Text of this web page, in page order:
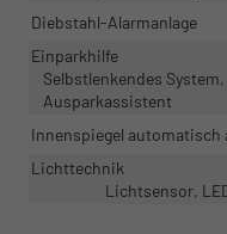
Diebstahl-Alarmanlage
Einparkhilfe
Selbstlenkendes
Ausparkassistent
Innenspiegel automatisch
Lichttechnik
Lichtsensor,